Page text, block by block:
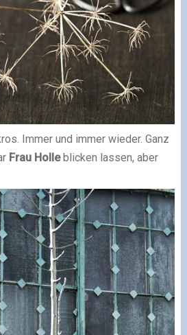
Immer und immer wieder. Ganz
Frau Holleblicken lassen, aber